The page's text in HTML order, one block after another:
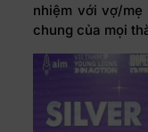
nhiệm với vợ/mẹ
chung của mọi